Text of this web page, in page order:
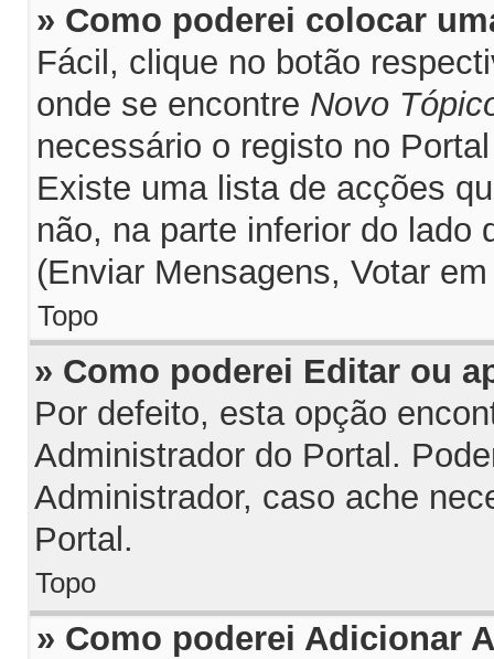
» Como poderei colocar
Fácil, clique no botão
onde se encontre Novo
necessário o registo no
Existe uma lista de acções
não, na parte inferior do lado
(Enviar Mensagens, Votar
Topo
» Como poderei Editar ou
Por defeito, esta opção
Administrador do Portal.
Administrador, caso ache
Portal.
Topo
» Como poderei Adicionar